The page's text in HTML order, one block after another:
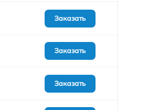
Заказать
Заказать
Заказать